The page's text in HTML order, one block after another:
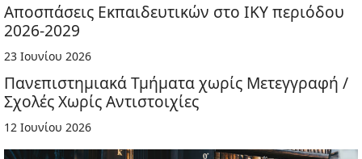
Αποσπάσεις Εκπαιδευτικών στο ΙΚΥ περιόδου
2026-2029
23 Ιουνίου 2026
Πανεπιστημιακά Τμήματα χωρίς Μετεγγραφή /
Σχολές Χωρίς Αντιστοιχίες
12 Ιουνίου 2026